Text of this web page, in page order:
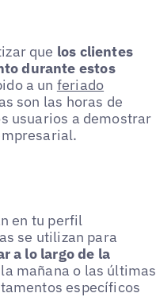
que los clientes
durante estos
a un feriado
son las horas de
usuarios a demostrar
en tu perfil
se utilizan para
a lo largo de la
mañana o las últimas
específicos